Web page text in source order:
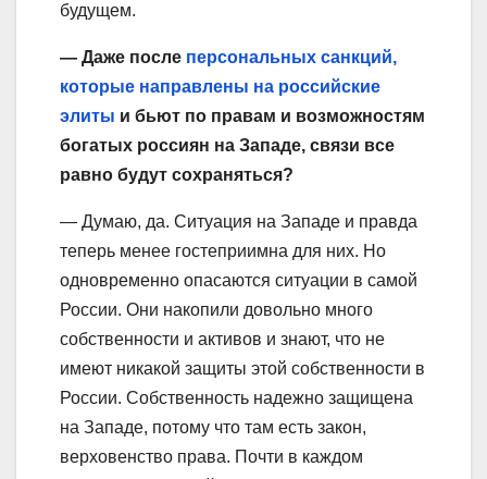
будущем.
— Даже после персональных санкций,
которые направлены на российские
элиты и бьют по правам и возможностям
богатых россиян на Западе, связи все
равно будут сохраняться?
— Думаю, да. Ситуация на Западе и правда
теперь менее гостеприимна для них. Но
одновременно опасаются ситуации в самой
России. Они накопили довольно много
собственности и активов и знают, что не
имеют никакой защиты этой собственности в
России. Собственность надежно защищена
на Западе, потому что там есть закон,
верховенство права. Почти в каждом